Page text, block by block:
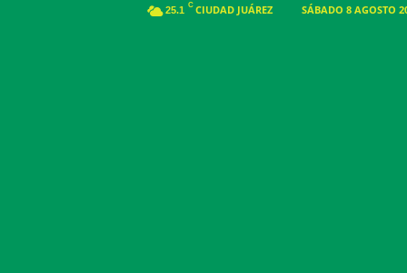
25.1 C CIUDAD JUÁREZ SÁBADO 8 AGOSTO